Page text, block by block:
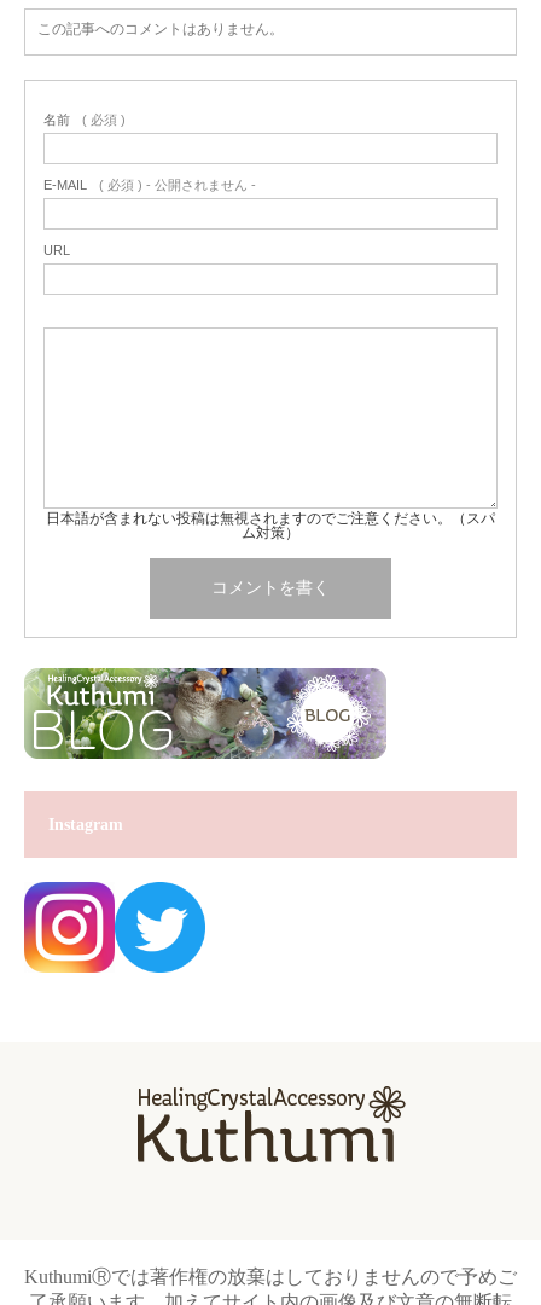
この記事へのコメントはありません。
名前 ( 必須 )
E-MAIL ( 必須 ) - 公開されません -
URL
日本語が含まれない投稿は無視されますのでご注意ください。（スパ
ム対策）
Instagram
KuthumiⓇでは著作権の放棄はしておりませんので予めご